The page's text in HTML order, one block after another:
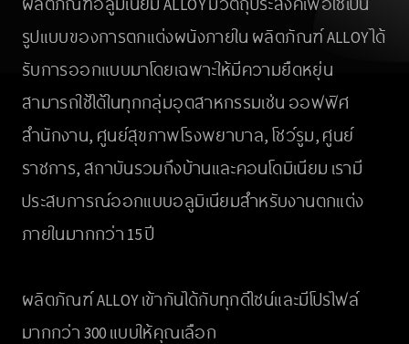
ผลิตภัณฑ์อลูมิเนียม ALLOY มีวัตถุประสงค์เพื่อใช้เป็น
รูปแบบของการตกแต่งผนังภายใน ผลิตภัณฑ์ ALLOY ได้
รับการออกแบบมาโดยเฉพาะให้มีความยืดหยุ่น
สามารถใช้ได้ในทุกกลุ่มอุตสาหกรรมเช่น ออฟฟิศ
สำนักงาน, ศูนย์สุขภาพโรงพยาบาล, โชว์รูม, ศูนย์
ราชการ, สถาบันรวมถึงบ้านและคอนโดมิเนียม เรามี
ประสบการณ์ออกแบบอลูมิเนียมสำหรับงานตกแต่ง
ภายในมากกว่า 15 ปี
ผลิตภัณฑ์ ALLOY เข้ากันได้กับทุกดีไซน์และมีโปรไฟล์
มากกว่า 300 แบบให้คุณเลือก